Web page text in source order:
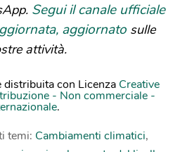
Segui il canale ufficiale
aggiornato sulle
attività.
distribuita con Licenza Creative
- Non commerciale -
.
temi: Cambiamenti climatici,